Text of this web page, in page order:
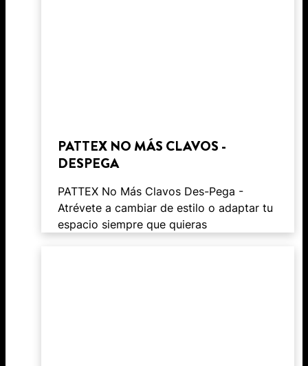
PATTEX NO MÁS CLAVOS -
DESPEGA
PATTEX No Más Clavos Des-Pega -
Atrévete a cambiar de estilo o adaptar tu
espacio siempre que quieras